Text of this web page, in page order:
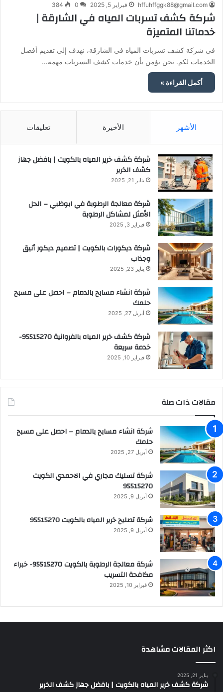
hffuhffggk88@gmail.com فبراير 5, 2025 0
384
شركة كشف تسربات المياه في الشارقة |
خدماتنا المتميزة
في شركة كشف تسربات المياه في الشارقة، نهدف إلى تقديم أفضل
الخدمات لكم. نحن نؤمن بأن خدمات كشف التسربات مهمة…
أكمل القراءة »
الأشهر الأخيرة تعليقات
شركة كشف خرير المياه بالكويت | بافضل جهاز
كشف الخرير
يناير 21, 2025
شركة معالجة الرطوبة في ابوظبي – الحل
الأمثل لمشاكل الرطوبة
فبراير 3, 2025
شركة ديكورات بالكويت | تصميم ديكور أنيق
وجذاب
يناير 23, 2025
شركة انشاء مسابح بالدمام – احصل على مسبح
حلمك
أبريل 27, 2025
شركة كشف خرير المياه بالفروانية 95515270-
خدمة سريعة
فبراير 10, 2025
مقالات ذات صلة
شركة انشاء مسابح بالدمام – احصل على مسبح
حلمك
أبريل 27, 2025
شركة تسليك مجاري في الاحمدي الكويت
95515270
أبريل 9, 2025
شركة تصليح خرير المياه بالكويت 95515270
أبريل 9, 2025
شركة معالجة الرطوبة بالكويت 95515270- خبراء
مكافحة التسريب
فبراير 10, 2025
اكثر المقالات مشاهدة
يناير 21, 2025
شركة كشف خرير المياه بالكويت | بافضل جهاز كشف الخرير